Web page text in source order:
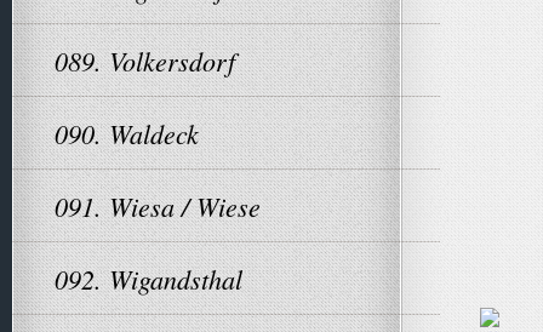
089. Volkersdorf
090. Waldeck
091. Wiesa / Wiese
092. Wigandsthal